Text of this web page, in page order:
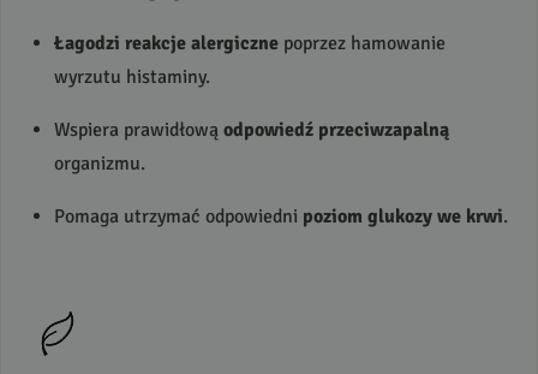
Łagodzi reakcje alergiczne poprzez hamowanie
wyrzutu histaminy.
Wspiera prawidłową odpowiedź przeciwzapalną
organizmu.
Pomaga utrzymać odpowiedni poziom glukozy we krwi.